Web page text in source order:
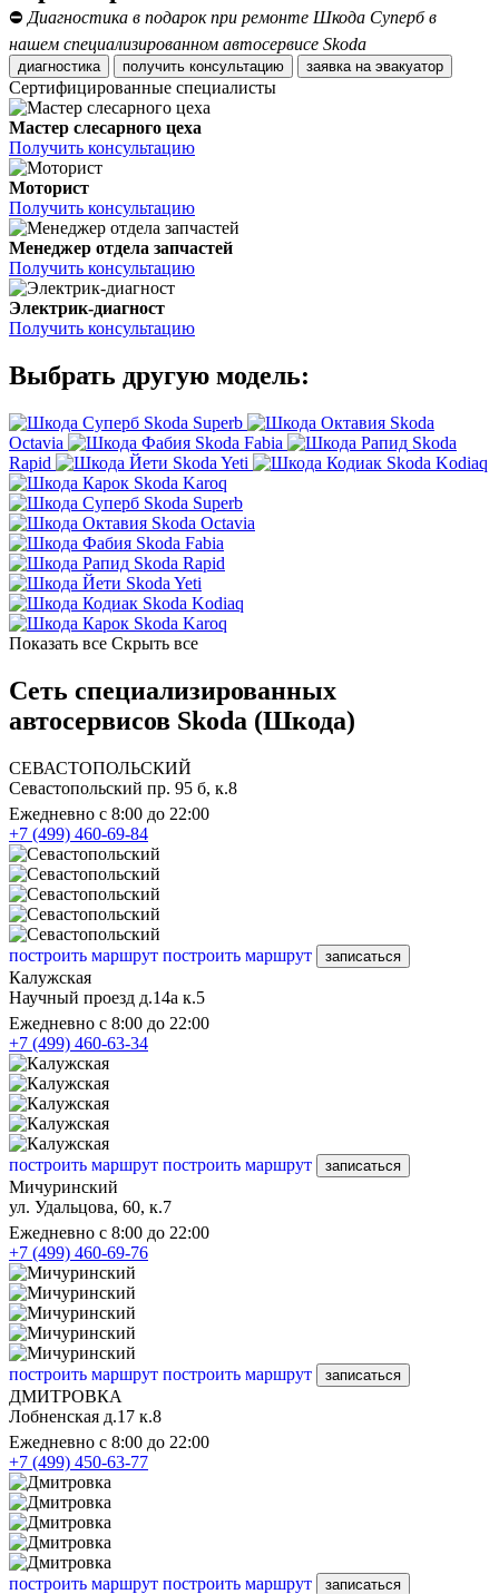
⛔ Диагностика в подарок при ремонте Шкода Суперб в
нашем специализированном автосервисе Skoda
диагностика получить консультацию заявка на эвакуатор
Сертифицированные специалисты
Мастер слесарного цеха
Получить консультацию
Моторист
Получить консультацию
Менеджер отдела запчастей
Получить консультацию
Электрик-диагност
Получить консультацию
Выбрать другую модель:
Skoda Superb
Skoda
Octavia
Skoda Fabia
Skoda
Rapid
Skoda Yeti
Skoda Kodiaq
Skoda Karoq
Skoda Superb
Skoda Octavia
Skoda Fabia
Skoda Rapid
Skoda Yeti
Skoda Kodiaq
Skoda Karoq
Показать все Скрыть все
Сеть специализированных
автосервисов Skoda (Шкода)
СЕВАСТОПОЛЬСКИЙ
Севастопольский пр. 95 б, к.8
Ежедневно с 8:00 до 22:00
+7 (499) 460-69-84
построить маршрут построить маршрут записаться
Калужская
Научный проезд д.14а к.5
Ежедневно с 8:00 до 22:00
+7 (499) 460-63-34
построить маршрут построить маршрут записаться
Мичуринский
ул. Удальцова, 60, к.7
Ежедневно с 8:00 до 22:00
+7 (499) 460-69-76
построить маршрут построить маршрут записаться
ДМИТРОВКА
Лобненская д.17 к.8
Ежедневно с 8:00 до 22:00
+7 (499) 450-63-77
построить маршрут построить маршрут записаться